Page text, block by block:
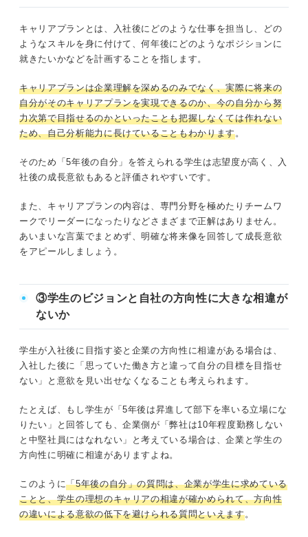
キャリアプランとは、入社後にどのような仕事を担当し、どの
ようなスキルを身に付けて、何年後にどのようなポジションに
就きたいかなどを計画することを指します。
キャリアプランは企業理解を深めるのみでなく、実際に将来の
自分がそのキャリアプランを実現できるのか、今の自分から努
力次第で目指せるのかといったことも把握しなくては作れない
ため、自己分析能力に長けていることもわかります。
そのため「5年後の自分」を答えられる学生は志望度が高く、入
社後の成長意欲もあると評価されやすいです。
また、キャリアプランの内容は、専門分野を極めたりチームワ
ークでリーダーになったりなどさまざまで正解はありません。
あいまいな言葉でまとめず、明確な将来像を回答して成長意欲
をアピールしましょう。
③学生のビジョンと自社の方向性に大きな相違が
ないか
学生が入社後に目指す姿と企業の方向性に相違がある場合は、
入社した後に「思っていた働き方と違って自分の目標を目指せ
ない」と意欲を見い出せなくなることも考えられます。
たとえば、もし学生が「5年後は昇進して部下を率いる立場にな
りたい」と回答しても、企業側が「弊社は10年程度勤務しない
と中堅社員にはなれない」と考えている場合は、企業と学生の
方向性に明確に相違がありますよね。
このように「5年後の自分」の質問は、企業が学生に求めている
ことと、学生の理想のキャリアの相違が確かめられて、方向性
の違いによる意欲の低下を避けられる質問といえます。